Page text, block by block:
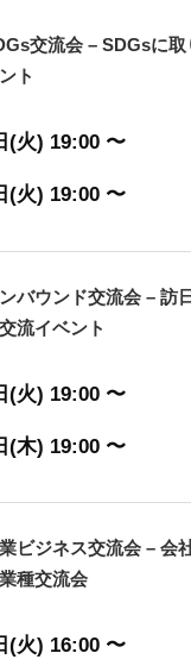
交流会 – SDGsに
ト
(火) 19:00 〜
(火) 19:00 〜
バウンド交流会 – 訪
流イベント
(火) 19:00 〜
(木) 19:00 〜
ビジネス交流会 – 会
種交流会
(火) 16:00 〜